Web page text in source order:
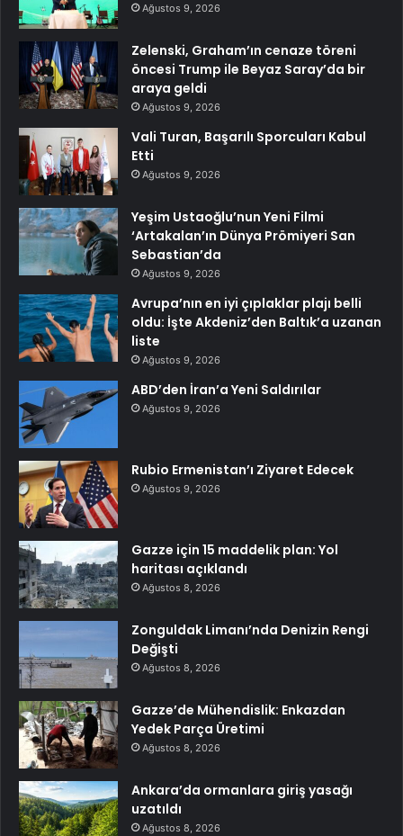
Ağustos 9, 2026
Zelenski, Graham’ın cenaze töreni
öncesi Trump ile Beyaz Saray’da bir
araya geldi
Ağustos 9, 2026
Vali Turan, Başarılı Sporcuları Kabul
Etti
Ağustos 9, 2026
Yeşim Ustaoğlu’nun Yeni Filmi
‘Artakalan’ın Dünya Prömiyeri San
Sebastian’da
Ağustos 9, 2026
Avrupa’nın en iyi çıplaklar plajı belli
oldu: İşte Akdeniz’den Baltık’a uzanan
liste
Ağustos 9, 2026
ABD’den İran’a Yeni Saldırılar
Ağustos 9, 2026
Rubio Ermenistan’ı Ziyaret Edecek
Ağustos 9, 2026
Gazze için 15 maddelik plan: Yol
haritası açıklandı
Ağustos 8, 2026
Zonguldak Limanı’nda Denizin Rengi
Değişti
Ağustos 8, 2026
Gazze’de Mühendislik: Enkazdan
Yedek Parça Üretimi
Ağustos 8, 2026
Ankara’da ormanlara giriş yasağı
uzatıldı
Ağustos 8, 2026